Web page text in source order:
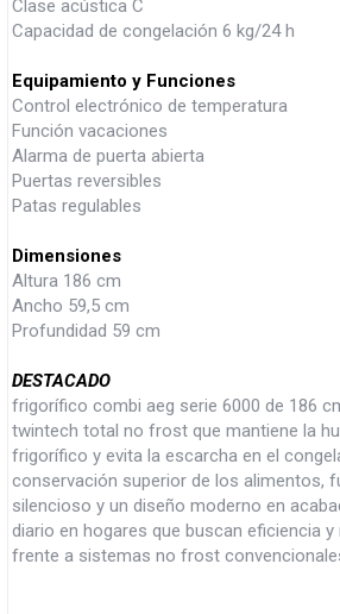
Clase acústica C
Capacidad de congelación 6 kg/24 h
Equipamiento y Funciones
Control electrónico de temperatura
Función vacaciones
Alarma de puerta abierta
Puertas reversibles
Patas regulables
Dimensiones
Altura 186 cm
Ancho 59,5 cm
Profundidad 59 cm
DESTACADO
frigorífico combi aeg serie 6000 de 186
twintech total no frost que mantiene la
frigorífico y evita la escarcha en el
conservación superior de los alimentos,
silencioso y un diseño moderno en
diario en hogares que buscan eficiencia
frente a sistemas no frost